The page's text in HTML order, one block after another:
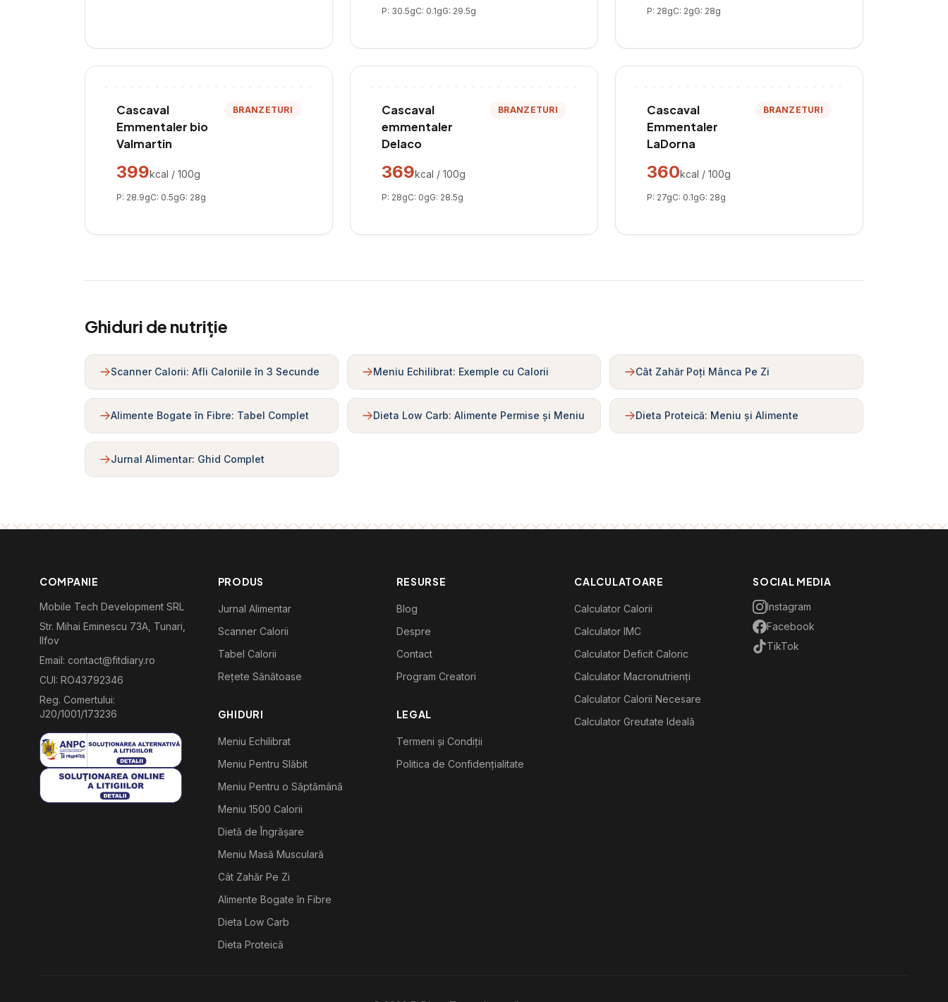
P: 30.5gC: 0.1gG: 29.5g P: 28gC: 2gG: 28g
Cascaval
Emmentaler bio
Valmartin
BRANZETURI
399kcal / 100g
P: 28.9gC: 0.5gG: 28g
Cascaval
emmentaler
Delaco
BRANZETURI
369kcal / 100g
P: 28gC: 0gG: 28.5g
Cascaval
Emmentaler
LaDorna
BRANZETURI
360kcal / 100g
P: 27gC: 0.1gG: 28g
Ghiduri de nutriție
Scanner Calorii: Afli Caloriile în 3 Secunde Meniu Echilibrat: Exemple cu Calorii Cât Zahăr Poți Mânca Pe Zi
Alimente Bogate în Fibre: Tabel Complet Dieta Low Carb: Alimente Permise și Meniu Dieta Proteică: Meniu și Alimente
Jurnal Alimentar: Ghid Complet
COMPANIE
Mobile Tech Development SRL
Str. Mihai Eminescu 73A, Tunari,
Ilfov
Email: contact@fitdiary.ro
CUI: RO43792346
Reg. Comertului:
J20/1001/173236
PRODUS
Jurnal Alimentar
Scanner Calorii
Tabel Calorii
Rețete Sănătoase
GHIDURI
Meniu Echilibrat
Meniu Pentru Slăbit
Meniu Pentru o Săptămână
Meniu 1500 Calorii
Dietă de Îngrășare
Meniu Masă Musculară
Cât Zahăr Pe Zi
Alimente Bogate în Fibre
Dieta Low Carb
Dieta Proteică
RESURSE
Blog
Despre
Contact
Program Creatori
LEGAL
Termeni și Condiții
Politica de Confidențialitate
CALCULATOARE
Calculator Calorii
Calculator IMC
Calculator Deficit Caloric
Calculator Macronutrienți
Calculator Calorii Necesare
Calculator Greutate Ideală
SOCIAL MEDIA
Instagram
Facebook
TikTok